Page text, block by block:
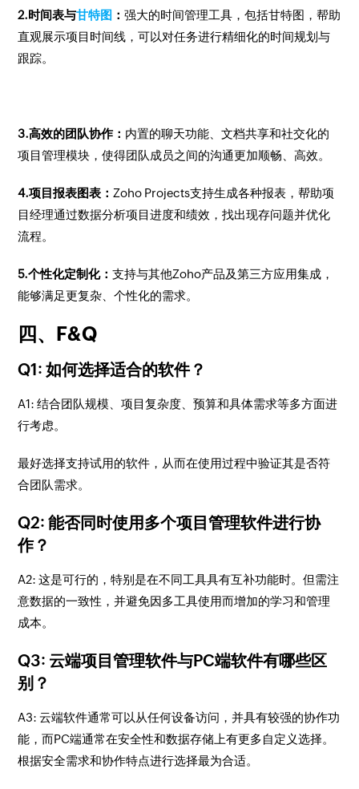
2.时间表与甘特图 ：强大的时间管理工具，包括甘特图，帮助
直观展示项目时间线，可以对任务进行精细化的时间规划与
跟踪。
3.高效的团队协作： 内置的聊天功能、文档共享和社交化的
项目管理模块，使得团队成员之间的沟通更加顺畅、高效。
4.项目报表图表： Zoho Projects支持生成各种报表，帮助项
目经理通过数据分析项目进度和绩效，找出现存问题并优化
流程。
5.个性化定制化：支持与其他Zoho产品及第三方应用集成，
能够满足更复杂、个性化的需求。
四、F&Q
Q1: 如何选择适合的软件？
A1: 结合团队规模、项目复杂度、预算和具体需求等多方面进
行考虑。
最好选择支持试用的软件，从而在使用过程中验证其是否符
合团队需求。
Q2: 能否同时使用多个项目管理软件进行协
作？
A2: 这是可行的，特别是在不同工具具有互补功能时。但需注
意数据的一致性，并避免因多工具使用而增加的学习和管理
成本。
Q3: 云端项目管理软件与PC端软件有哪些区
别？
A3: 云端软件通常可以从任何设备访问，并具有较强的协作功
能，而PC端通常在安全性和数据存储上有更多自定义选择。
根据安全需求和协作特点进行选择最为合适。